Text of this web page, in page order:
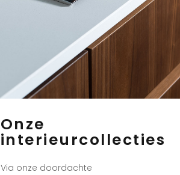
Onze
interieurcollecties
Via onze doordachte